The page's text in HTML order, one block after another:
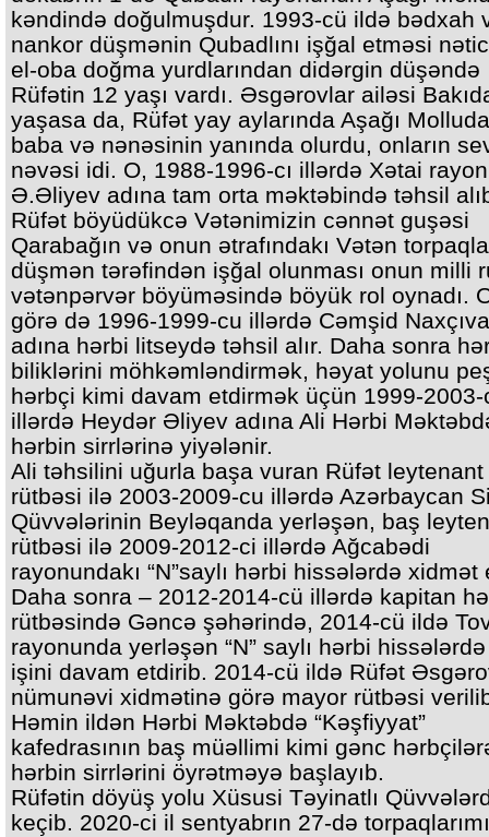
kəndində doğulmuşdur. 1993-cü ildə bədxah
nankor düşmənin Qubadlını işğal etməsi
el-oba doğma yurdlarından didərgin düşəndə
Rüfətin 12 yaşı vardı. Əsgərovlar ailəsi
yaşasa da, Rüfət yay aylarında Aşağı
baba və nənəsinin yanında olurdu, onların
nəvəsi idi. O, 1988-1996-cı illərdə Xətai
Ə.Əliyev adına tam orta məktəbində təhsil
Rüfət böyüdükcə Vətənimizin cənnət guşəsi
Qarabağın və onun ətrafındakı Vətən
düşmən tərəfindən işğal olunması onun milli
vətənpərvər böyüməsində böyük rol oynadı.
görə də 1996-1999-cu illərdə Cəmşid
adına hərbi litseydə təhsil alır. Daha sonra
biliklərini möhkəmləndirmək, həyat yolunu
hərbçi kimi davam etdirmək üçün 1999-2003-
illərdə Heydər Əliyev adına Ali Hərbi
hərbin sirrlərinə yiyələnir.
Ali təhsilini uğurla başa vuran Rüfət leytenant
rütbəsi ilə 2003-2009-cu illərdə Azərbaycan
Qüvvələrinin Beyləqanda yerləşən, baş
rütbəsi ilə 2009-2012-ci illərdə Ağcabədi
rayonundakı “N”saylı hərbi hissələrdə xidmət
Daha sonra – 2012-2014-cü illərdə kapitan
rütbəsində Gəncə şəhərində, 2014-cü ildə
rayonunda yerləşən “N” saylı hərbi
işini davam etdirib. 2014-cü ildə Rüfət
nümunəvi xidmətinə görə mayor rütbəsi
Həmin ildən Hərbi Məktəbdə “Kəşfiyyat”
kafedrasının baş müəllimi kimi gənc
hərbin sirrlərini öyrətməyə başlayıb.
Rüfətin döyüş yolu Xüsusi Təyinatlı
keçib. 2020-ci il sentyabrın 27-də